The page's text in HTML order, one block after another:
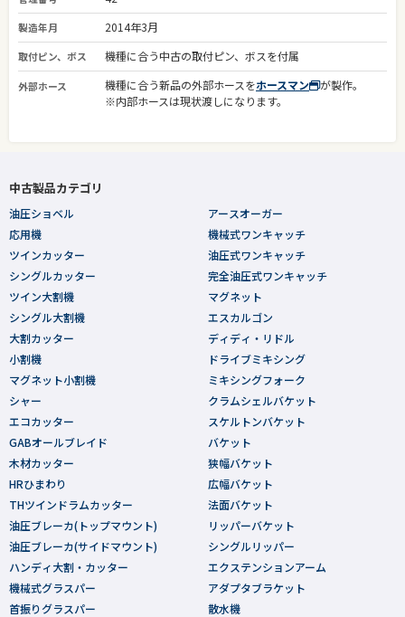
製造年月 2014年3月
取付ピン、ボス 機種に合う中古の取付ピン、ボスを付属
外部ホース 機種に合う新品の外部ホースをホースマン
が製作。
※内部ホースは現状渡しになります。
中古製品カテゴリ
油圧ショベル
応用機
ツインカッター
シングルカッター
ツイン大割機
シングル大割機
大割カッター
小割機
マグネット小割機
シャー
エコカッター
GABオールブレイド
木材カッター
HRひまわり
THツインドラムカッター
油圧ブレーカ(トップマウント)
油圧ブレーカ(サイドマウント)
ハンディ大割・カッター
機械式グラスパー
首振りグラスパー
アースオーガー
機械式ワンキャッチ
油圧式ワンキャッチ
完全油圧式ワンキャッチ
マグネット
エスカルゴン
ディディ・リドル
ドライブミキシング
ミキシングフォーク
クラムシェルバケット
スケルトンバケット
バケット
狭幅バケット
広幅バケット
法面バケット
リッパーバケット
シングルリッパー
エクステンションアーム
アダプタブラケット
散水機